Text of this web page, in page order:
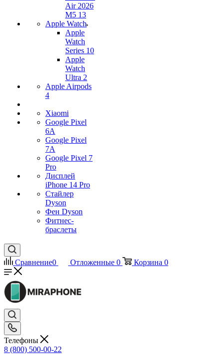
Air 2026
M5 13
Apple Watch
Apple
Watch
Series 10
Apple
Watch
Ultra 2
Apple Airpods
4
Xiaomi
Google Pixel
6A
Google Pixel
7А
Google Pixel 7
Pro
Дисплей
iPhone 14 Pro
Стайлер
Dyson
Фен Dyson
Фитнес-
браслеты
Сравнение0 Отложенные 0 Корзина 0
Телефоны
8 (800) 500-00-22